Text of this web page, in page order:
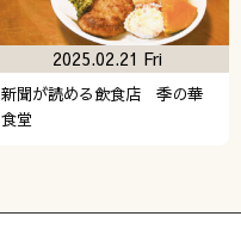
新聞が読める飲食店 季の華
食堂
2025.02.21 Fri